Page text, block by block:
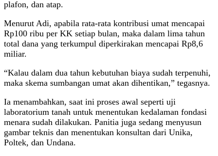
plafon, dan atap.
Menurut Adi, apabila rata-rata kontribusi umat mencapai
Rp100 ribu per KK setiap bulan, maka dalam lima tahun
total dana yang terkumpul diperkirakan mencapai Rp8,6
miliar.
“Kalau dalam dua tahun kebutuhan biaya sudah terpenuhi,
maka skema sumbangan umat akan dihentikan,” tegasnya.
Ia menambahkan, saat ini proses awal seperti uji
laboratorium tanah untuk menentukan kedalaman fondasi
menara sudah dilakukan. Panitia juga sedang menyusun
gambar teknis dan menentukan konsultan dari Unika,
Poltek, dan Undana.